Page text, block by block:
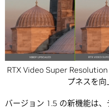
RTX Video Super
プネスを向
バージョン 1.5 の新機能は